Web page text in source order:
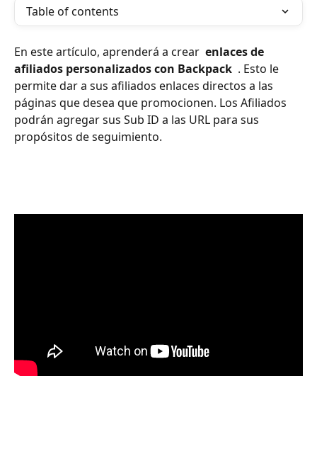
Table of contents
En este artículo, aprenderá a crear enlaces de
afiliados personalizados con Backpack . Esto le
permite dar a sus afiliados enlaces directos a las
páginas que desea que promocionen. Los Afiliados
podrán agregar sus Sub ID a las URL para sus
propósitos de seguimiento.